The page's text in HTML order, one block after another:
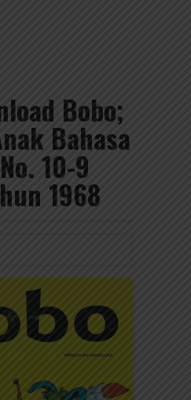
Bobo;
Bahasa
10-9
1968